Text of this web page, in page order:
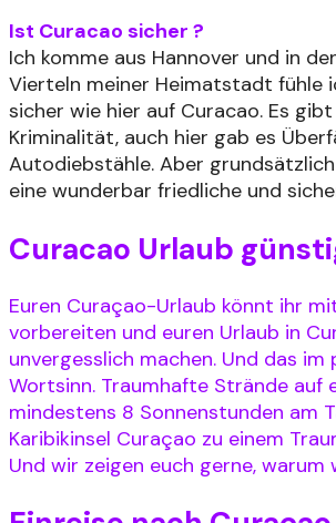
Ist Curacao sicher ?
Ich komme aus Hannover und in
Vierteln meiner Heimatstadt fühle
sicher wie hier auf Curacao. Es
Kriminalität, auch hier gab es
Autodiebstähle. Aber
eine wunderbar friedliche und
Curacao Urlaub
Euren Curaçao-Urlaub könnt ihr
vorbereiten und euren Urlaub in
unvergesslich machen. Und das im
Wortsinn. Traumhafte Strände auf
mindestens 8 Sonnenstunden am
Karibikinsel Curaçao zu einem
Und wir zeigen euch gerne, warum